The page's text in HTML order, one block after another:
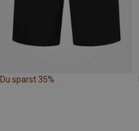
Du sparst 35%